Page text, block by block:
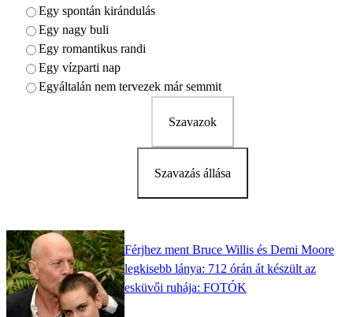
Egy spontán kirándulás
Egy nagy buli
Egy romantikus randi
Egy vízparti nap
Egyáltalán nem tervezek már semmit
Szavazok
Szavazás állása
Férjhez ment Bruce Willis és Demi Moore
legkisebb lánya: 712 órán át készült az
esküvői ruhája: FOTÓK